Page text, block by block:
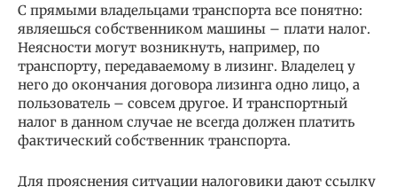
С прямыми владельцами транспорта все понятно:
являешься собственником машины – плати налог.
Неясности могут возникнуть, например, по
транспорту, передаваемому в лизинг. Владелец у
него до окончания договора лизинга одно лицо, а
пользователь – совсем другое. И транспортный
налог в данном случае не всегда должен платить
фактический собственник транспорта.
Для прояснения ситуации налоговики дают ссылку